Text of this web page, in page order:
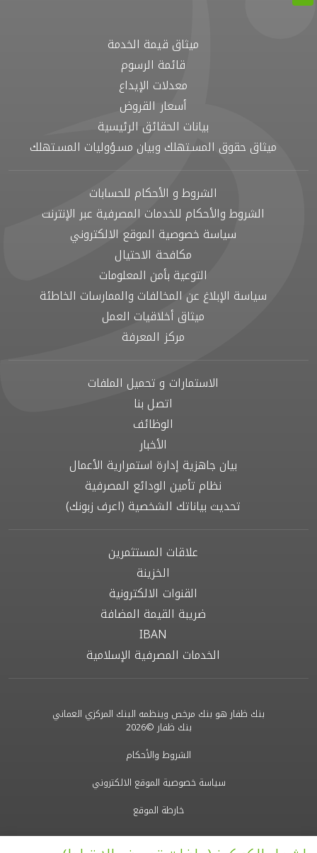
ميثاق قيمة الخدمة
قائمة الرسوم
معدلات الإيداع
أسعار القروض
بيانات الحقائق الرئيسية
ميثاق حقوق المسـتهلك وبيان مسـؤوليات المسـتهلك
الشروط و الأحكام للحسابات
الشروط والأحكام للخدمات المصرفية عبر الإنترنت
سياسة خصوصية الموقع الالكتروني
مكافحة الاحتيال
التوعية بأمن المعلومات
سياسة الإبلاغ عن المخالفات والممارسات الخاطئة
ميثاق أخلاقيات العمل
مركز المعرفة
الاستمارات و تحميل الملفات
اتصل بنا
الوظائف
الأخبار
بيان جاهزية إدارة استمرارية الأعمال
نظام تأمين الودائع المصرفية
تحديث بياناتك الشخصية (اعرف زبونك)
علاقات المستثمرين
الخزينة
القنوات الالكترونية
ضريبة القيمة المضافة
IBAN
الخدمات المصرفية الإسلامية
بنك ظفار هو بنك مرخص وينظمه البنك المركزي العماني
بنك ظفار ©2026
الشروط والأحكام
سياسة خصوصية الموقع الالكتروني
خارطة الموقع